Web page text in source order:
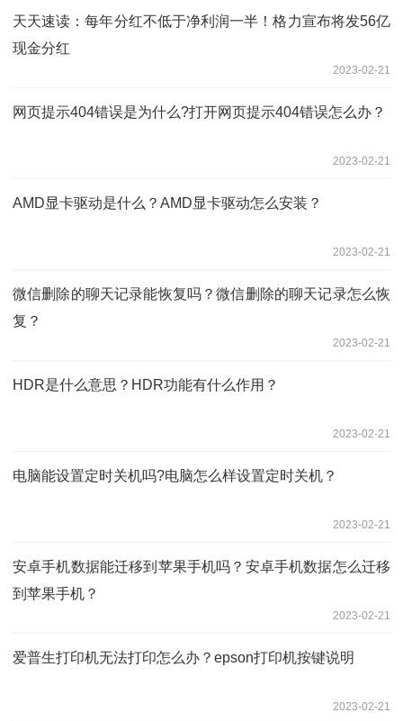
天天速读：每年分红不低于净利润一半！格力宣布将发56亿
现金分红
2023-02-21
网页提示404错误是为什么?打开网页提示404错误怎么办？
2023-02-21
AMD显卡驱动是什么？AMD显卡驱动怎么安装？
2023-02-21
微信删除的聊天记录能恢复吗？微信删除的聊天记录怎么恢
复？
2023-02-21
HDR是什么意思？HDR功能有什么作用？
2023-02-21
电脑能设置定时关机吗?电脑怎么样设置定时关机？
2023-02-21
安卓手机数据能迁移到苹果手机吗？安卓手机数据怎么迁移
到苹果手机？
2023-02-21
爱普生打印机无法打印怎么办？epson打印机按键说明
2023-02-21